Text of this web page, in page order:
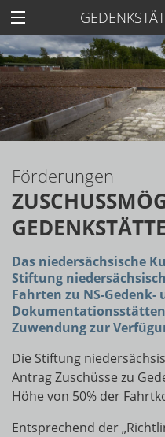
Förderungen
Das niedersächsische
Stiftung
Fahrten zu NS-Gedenk-
Zuwendung zur
Die Stiftung
Antrag Zuschüsse zu
Höhe von 50% der
Entsprechend der